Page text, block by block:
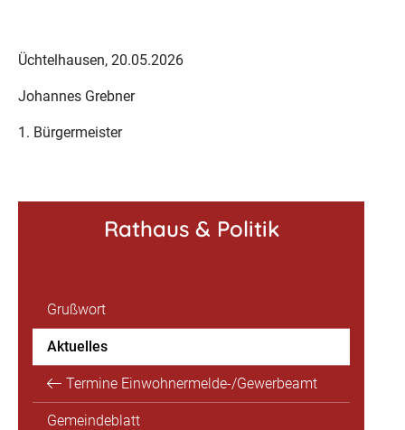
Üchtelhausen, 20.05.2026
Johannes Grebner
1. Bürgermeister
Rathaus & Politik
Grußwort
Aktuelles
Termine Einwohnermelde-/Gewerbeamt
Gemeindeblatt